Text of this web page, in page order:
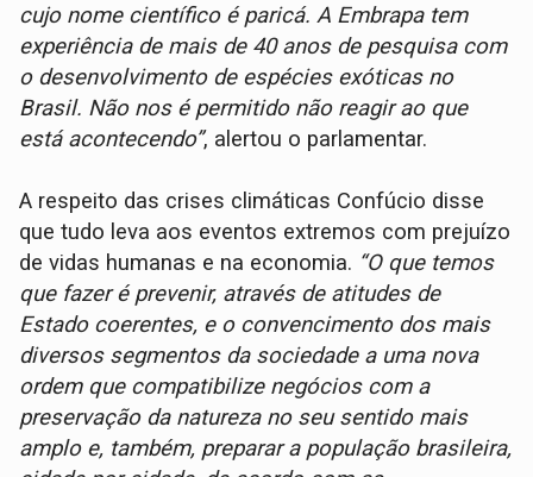
cujo nome científico é paricá. A Embrapa tem
experiência de mais de 40 anos de pesquisa com
o desenvolvimento de espécies exóticas no
Brasil. Não nos é permitido não reagir ao que
está acontecendo”, alertou o parlamentar.
A respeito das crises climáticas Confúcio disse
que tudo leva aos eventos extremos com prejuízo
de vidas humanas e na economia. “O que temos
que fazer é prevenir, através de atitudes de
Estado coerentes, e o convencimento dos mais
diversos segmentos da sociedade a uma nova
ordem que compatibilize negócios com a
preservação da natureza no seu sentido mais
amplo e, também, preparar a população brasileira,